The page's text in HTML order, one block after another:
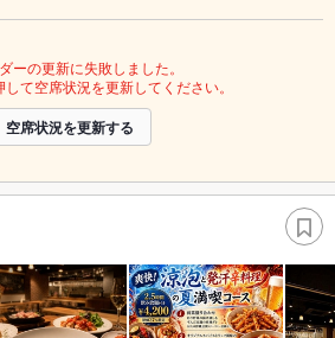
ーの更新に失敗しました。
て空席状況を更新してください。
空席状況を更新する